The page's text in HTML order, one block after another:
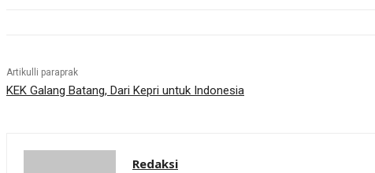
Artikulli paraprak
KEK Galang Batang, Dari Kepri untuk Indonesia
Redaksi